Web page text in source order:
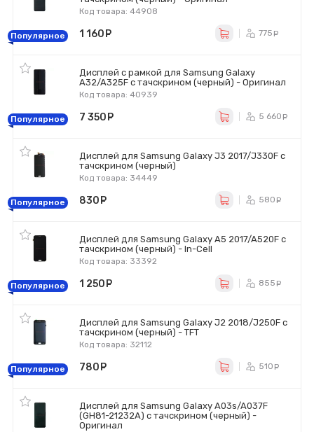
Код товара: 44908
Популярное 1 160 775
Дисплей с рамкой для Samsung Galaxy
A32/A325F с тачскрином (черный) - Оригинал
Код товара: 40939
Популярное 7 350 5 660
Дисплей для Samsung Galaxy J3 2017/J330F с
тачскрином (черный)
Код товара: 34449
Популярное 830 580
Дисплей для Samsung Galaxy A5 2017/A520F с
тачскрином (черный) - In-Cell
Код товара: 33392
Популярное 1 250 855
Дисплей для Samsung Galaxy J2 2018/J250F с
тачскрином (черный) - TFT
Код товара: 32112
Популярное 780 510
Дисплей для Samsung Galaxy A03s/A037F
(GH81-21232A) с тачскрином (черный) -
Оригинал